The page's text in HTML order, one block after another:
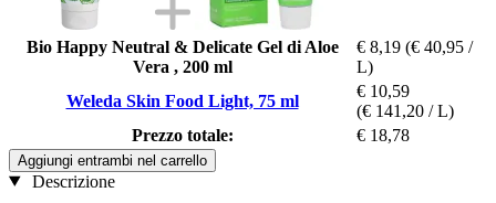
Bio Happy Neutral & Delicate Gel di Aloe
Vera , 200 ml
€ 8,19 (€ 40,95 /
L)
Weleda Skin Food Light, 75 ml
€ 10,59
(€ 141,20 / L)
Prezzo totale:
€ 18,78
Aggiungi entrambi nel carrello
Descrizione